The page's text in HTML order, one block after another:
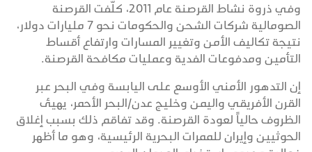
وفي ذروة نشاط القرصنة عام 2011، كلّفت القرصنة
الصومالية شركات الشحن والحكومات نحو 7 مليارات دولار،
نتيجة تكاليف الأمن وتغيير المسارات وارتفاع أقساط
التأمين ومدفوعات الفدية وعمليات مكافحة القرصنة.
إن التدهور الأمني الأوسع على اليابسة وفي البحر عبر
القرن الأفريقي واليمن وخليج عدن/البحر الأحمر، يهيئ
الظروف حالياً لعودة القرصنة. وقد تفاقم ذلك بسبب إغلاق
الحوثيين وإيران للممرات البحرية الرئيسية، وهو ما أظهر